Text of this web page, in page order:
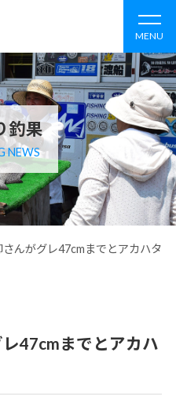
MENU
釣果
NEWS
んがグレ47cmまでとアカハタ
47cmまでとアカハ